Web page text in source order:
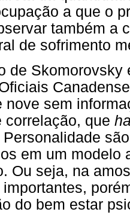
a que o
também a
de sofrimento
de Skomorovsky
nove sem
correlação, que
Personalidade
em um modelo
Ou seja, na
do bem estar